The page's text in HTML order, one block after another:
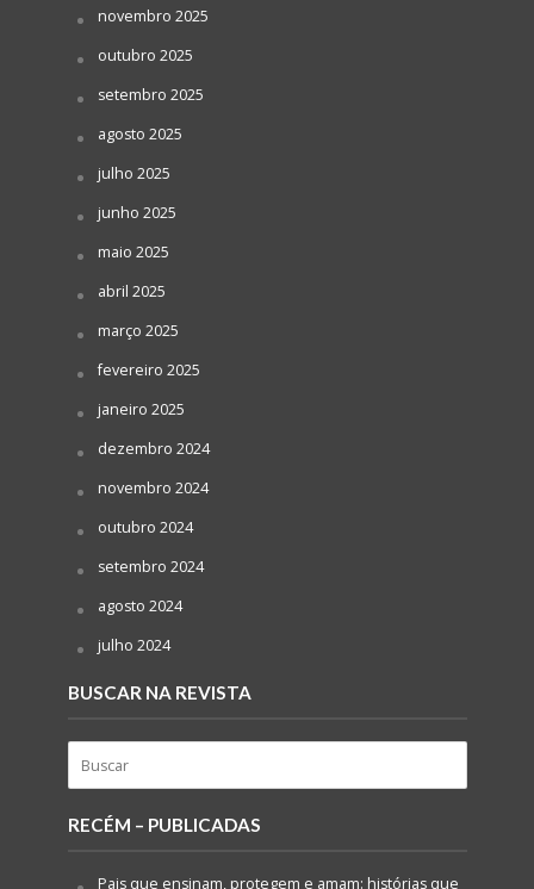
novembro 2025
outubro 2025
setembro 2025
agosto 2025
julho 2025
junho 2025
maio 2025
abril 2025
março 2025
fevereiro 2025
janeiro 2025
dezembro 2024
novembro 2024
outubro 2024
setembro 2024
agosto 2024
julho 2024
BUSCAR NA REVISTA
RECÉM – PUBLICADAS
Pais que ensinam, protegem e amam: histórias que